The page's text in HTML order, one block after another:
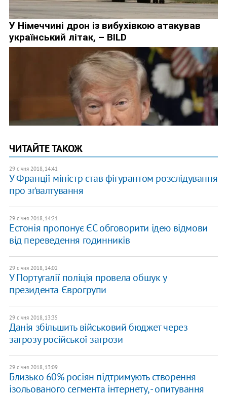
ЧИТАЙТЕ ТАКОЖ
29 січня 2018, 14:41
У Франції міністр став фігурантом розслідування
про зґвалтування
29 січня 2018, 14:21
Естонія пропонує ЄС обговорити ідею відмови
від переведення годинників
29 січня 2018, 14:02
У Португалії поліція провела обшук у
президента Єврогрупи
29 січня 2018, 13:35
Данія збільшить військовий бюджет через
загрозу російської загрози
29 січня 2018, 13:09
Близько 60% росіян підтримують створення
ізольованого сегмента інтернету, - опитування